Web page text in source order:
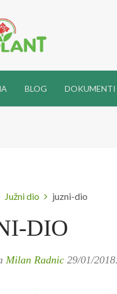
BLOG DOKUMENTI
Južni dio juzni-dio
DIO
Milan Radnic 29/01/2018